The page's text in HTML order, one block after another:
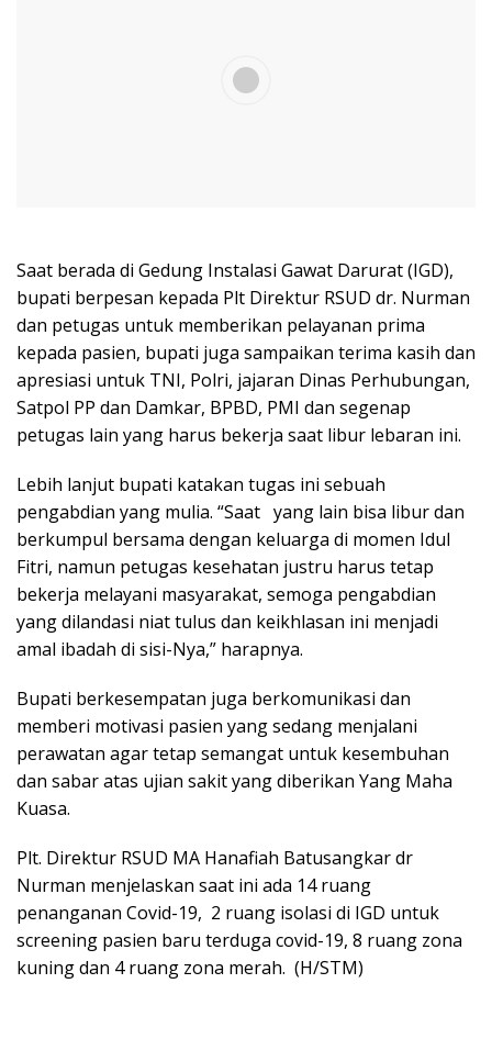
Saat berada di Gedung Instalasi Gawat Darurat (IGD),
bupati berpesan kepada Plt Direktur RSUD dr. Nurman
dan petugas untuk memberikan pelayanan prima
kepada pasien, bupati juga sampaikan terima kasih dan
apresiasi untuk TNI, Polri, jajaran Dinas Perhubungan,
Satpol PP dan Damkar, BPBD, PMI dan segenap
petugas lain yang harus bekerja saat libur lebaran ini.
Lebih lanjut bupati katakan tugas ini sebuah
pengabdian yang mulia. “Saat yang lain bisa libur dan
berkumpul bersama dengan keluarga di momen Idul
Fitri, namun petugas kesehatan justru harus tetap
bekerja melayani masyarakat, semoga pengabdian
yang dilandasi niat tulus dan keikhlasan ini menjadi
amal ibadah di sisi-Nya,” harapnya.
Bupati berkesempatan juga berkomunikasi dan
memberi motivasi pasien yang sedang menjalani
perawatan agar tetap semangat untuk kesembuhan
dan sabar atas ujian sakit yang diberikan Yang Maha
Kuasa.
Plt. Direktur RSUD MA Hanafiah Batusangkar dr
Nurman menjelaskan saat ini ada 14 ruang
penanganan Covid-19, 2 ruang isolasi di IGD untuk
screening pasien baru terduga covid-19, 8 ruang zona
kuning dan 4 ruang zona merah. (H/STM)